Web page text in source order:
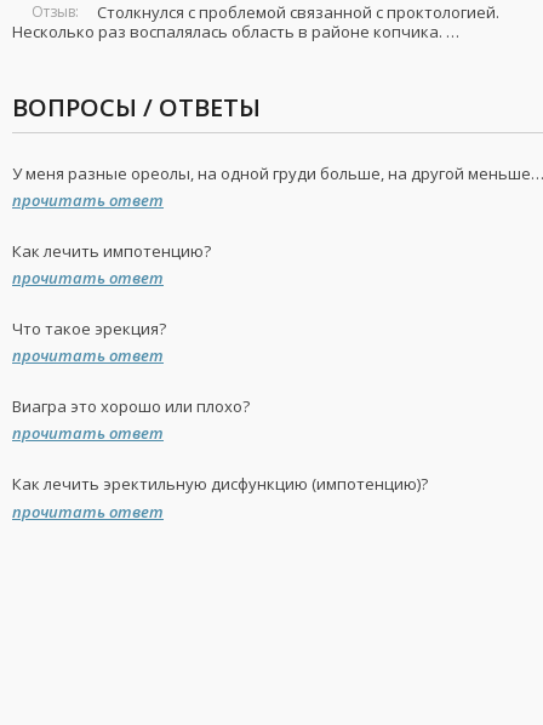
Отзыв:
Столкнулся с проблемой связанной с проктологией.
Несколько раз воспалялась область в районе копчика. …
ВОПРОСЫ / ОТВЕТЫ
У меня разные ореолы, на одной груди больше, на другой меньше…
прочитать ответ
Как лечить импотенцию?
прочитать ответ
Что такое эрекция?
прочитать ответ
Виагра это хорошо или плохо?
прочитать ответ
Как лечить эректильную дисфункцию (импотенцию)?
прочитать ответ